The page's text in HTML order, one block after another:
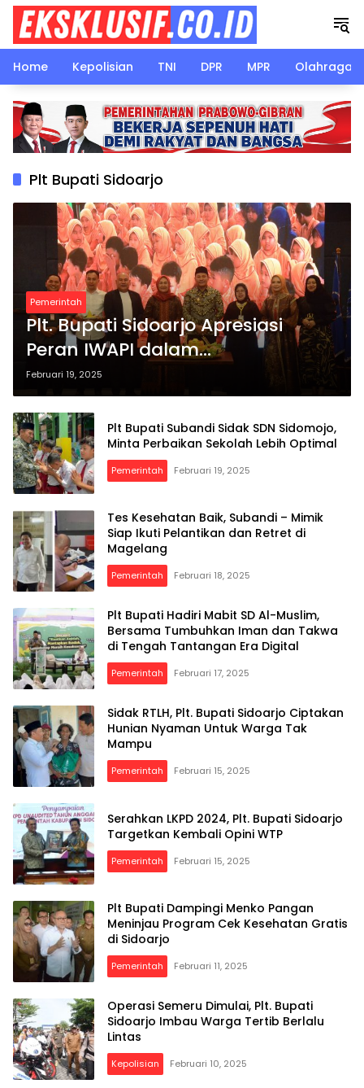
Langsung
konten
Home
Kepolisian TNI DPR MPR Olahraga
Plt Bupati Sidoarjo
Pemerintah
Plt. Bupati Sidoarjo Apresiasi
Peran IWAPI dalam
Pemberdayaan Perempuan di
HUT Ke-50, Dorong Sinergi dan
Inovasi untuk Wujudkan Ekonomi
Inklusif
Februari 19, 2025
Plt Bupati Subandi Sidak SDN Sidomojo,
Minta Perbaikan Sekolah Lebih Optimal
Pemerintah Februari 19, 2025
Tes Kesehatan Baik, Subandi – Mimik
Siap Ikuti Pelantikan dan Retret di
Magelang
Pemerintah Februari 18, 2025
Plt Bupati Hadiri Mabit SD Al-Muslim,
Bersama Tumbuhkan Iman dan Takwa
di Tengah Tantangan Era Digital
Pemerintah Februari 17, 2025
Sidak RTLH, Plt. Bupati Sidoarjo Ciptakan
Hunian Nyaman Untuk Warga Tak
Mampu
Pemerintah Februari 15, 2025
Serahkan LKPD 2024, Plt. Bupati Sidoarjo
Targetkan Kembali Opini WTP
Pemerintah Februari 15, 2025
Plt Bupati Dampingi Menko Pangan
Meninjau Program Cek Kesehatan Gratis
di Sidoarjo
Pemerintah Februari 11, 2025
Operasi Semeru Dimulai, Plt. Bupati
Sidoarjo Imbau Warga Tertib Berlalu
Lintas
Kepolisian Februari 10, 2025